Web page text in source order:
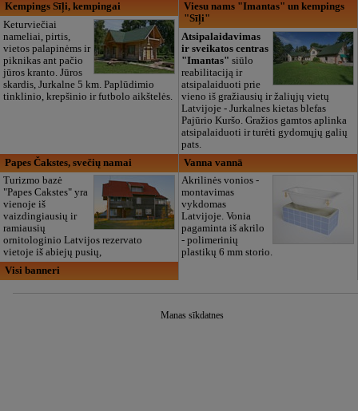
Kempings Sīļi, kempingai
Keturviečiai
nameliai, pirtis,
vietos palapinėms ir
piknikas ant pačio
jūros kranto. Jūros
skardis, Jurkalne 5 km. Paplūdimio
tinklinio, krepšinio ir futbolo aikštelės.
Viesu nams "Imantas" un kempings
"Sīļi"
Atsipalaidavimas
ir sveikatos centras
"Imantas" siūlo
reabilitaciją ir
atsipalaiduoti prie
vieno iš gražiausių ir žaliųjų vietų
Latvijoje - Jurkalnes kietas blefas
Pajūrio Kuršo. Gražios gamtos aplinka
atsipalaiduoti ir turėti gydomųjų galių
pats.
Papes Čakstes, svečių namai
Turizmo bazė
"Papes Cakstes" yra
vienoje iš
vaizdingiausių ir
ramiausių
ornitologinio Latvijos rezervato
vietoje iš abiejų pusių,
Vanna vannā
Akrilinės vonios -
montavimas
vykdomas
Latvijoje. Vonia
pagaminta iš akrilo
- polimerinių
plastikų 6 mm storio.
Visi banneri
Manas sīkdatnes